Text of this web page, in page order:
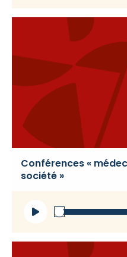
Conférences «
société »
Lecteur
audio